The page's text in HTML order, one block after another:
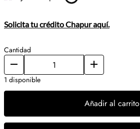
Solicita tu crédito Chapur aquí.
Cantidad
1 disponible
Añadir al carrito